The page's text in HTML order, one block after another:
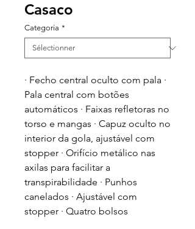
Casaco
Categoria *
· Fecho central oculto com pala ·
Pala central com botões
automáticos · Faixas refletoras no
torso e mangas · Capuz oculto no
interior da gola, ajustável com
stopper · Orifício metálico nas
axilas para facilitar a
transpirabilidade · Punhos
canelados · Ajustável com
stopper · Quatro bolsos